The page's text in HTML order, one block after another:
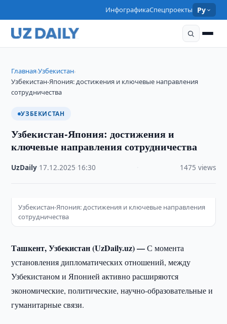
ИнфографикаСпецпроекты Ру
Главная›Узбекистан›
Узбекистан-Япония: достижения и ключевые направления
сотрудничества
УЗБЕКИСТАН
Узбекистан-Япония: достижения и
ключевые направления сотрудничества
UzDaily 17.12.2025 16:30 1475 views
Узбекистан-Япония: достижения и ключевые направления
сотрудничества
Ташкент, Узбекистан (UzDaily.uz) —С момента
установления дипломатических отношений, между
Узбекистаном и Японией активно расширяются
экономические, политические, научно-образовательные и
гуманитарные связи.